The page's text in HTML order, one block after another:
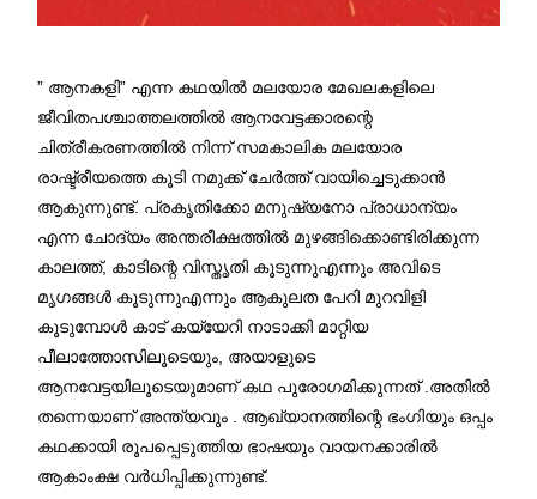
” ആനകളി” എന്ന കഥയിൽ മലയോര മേഖലകളിലെ
ജീവിതപശ്ചാത്തലത്തിൽ ആനവേട്ടക്കാരന്റെ
ചിത്രീകരണത്തിൽ നിന്ന് സമകാലിക മലയോര
രാഷ്ട്രീയത്തെ കൂടി നമുക്ക് ചേർത്ത് വായിച്ചെടുക്കാൻ
ആകുന്നുണ്ട്. പ്രകൃതിക്കോ മനുഷ്യനോ പ്രാധാന്യം
എന്ന ചോദ്യം അന്തരീക്ഷത്തിൽ മുഴങ്ങിക്കൊണ്ടിരിക്കുന്ന
കാലത്ത്, കാടിന്റെ വിസ്തൃതി കൂടുന്നുഎന്നും അവിടെ
മൃഗങ്ങൾ കൂടുന്നുഎന്നും ആകുലത പേറി മുറവിളി
കൂടുമ്പോൾ കാട് കയ്യേറി നാടാക്കി മാറ്റിയ
പീലാത്തോസിലൂടെയും, അയാളുടെ
ആനവേട്ടയിലൂടെയുമാണ് കഥ പുരോഗമിക്കുന്നത് .അതിൽ
തന്നെയാണ് അന്ത്യവും . ആഖ്യാനത്തിന്റെ ഭംഗിയും ഒപ്പം
കഥക്കായി രൂപപ്പെടുത്തിയ ഭാഷയും വായനക്കാരിൽ
ആകാംക്ഷ വർധിപ്പിക്കുന്നുണ്ട്.